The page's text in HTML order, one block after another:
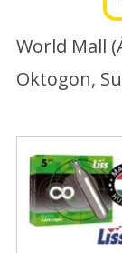
World Mall
Oktogon,